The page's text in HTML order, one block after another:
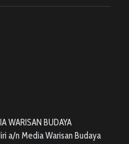
WARISAN BUDAYA
a/n Media Warisan Budaya